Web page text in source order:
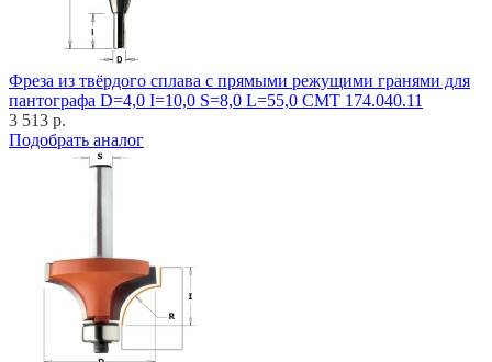
Фреза из твёрдого сплава с прямыми режущими гранями для
пантографа D=4,0 I=10,0 S=8,0 L=55,0 CMT 174.040.11
3 513 р.
Подобрать аналог